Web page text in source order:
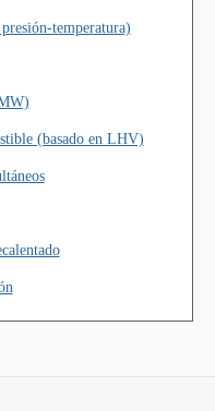
temperatura)
(basado en LHV)